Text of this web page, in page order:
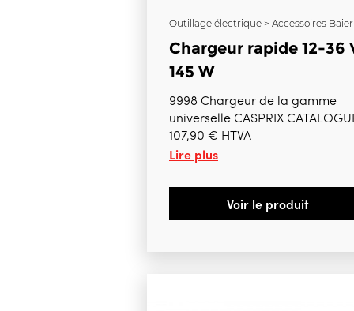
Outillage électrique > Accessoires Baier
Chargeur rapide 12-36
145 W
9998 Chargeur de la gamme
universelle CASPRIX
107,90 € HTVA
Lire plus
Voir le produit